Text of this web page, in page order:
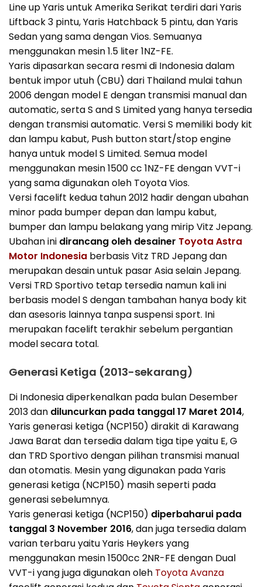
Line up Yaris untuk Amerika Serikat terdiri dari Yaris
Liftback 3 pintu, Yaris Hatchback 5 pintu, dan Yaris
Sedan yang sama dengan Vios. Semuanya
menggunakan mesin 1.5 liter 1NZ-FE.
Yaris dipasarkan secara resmi di Indonesia dalam
bentuk impor utuh (CBU) dari Thailand mulai tahun
2006 dengan model E dengan transmisi manual dan
automatic, serta S and S Limited yang hanya tersedia
dengan transmisi automatic. Versi S memiliki body kit
dan lampu kabut, Push button start/stop engine
hanya untuk model S Limited. Semua model
menggunakan mesin 1500 cc 1NZ-FE dengan VVT-i
yang sama digunakan oleh Toyota Vios.
Versi facelift kedua tahun 2012 hadir dengan ubahan
minor pada bumper depan dan lampu kabut,
bumper dan lampu belakang yang mirip Vitz Jepang.
Ubahan ini dirancang oleh desainer Toyota Astra
Motor Indonesia berbasis Vitz TRD Jepang dan
merupakan desain untuk pasar Asia selain Jepang.
Versi TRD Sportivo tetap tersedia namun kali ini
berbasis model S dengan tambahan hanya body kit
dan asesoris lainnya tanpa suspensi sport. Ini
merupakan facelift terakhir sebelum pergantian
model secara total.
Generasi Ketiga (2013-sekarang)
Di Indonesia diperkenalkan pada bulan Desember
2013 dan diluncurkan pada tanggal 17 Maret 2014,
Yaris generasi ketiga (NCP150) dirakit di Karawang
Jawa Barat dan tersedia dalam tiga tipe yaitu E, G
dan TRD Sportivo dengan pilihan transmisi manual
dan otomatis. Mesin yang digunakan pada Yaris
generasi ketiga (NCP150) masih seperti pada
generasi sebelumnya.
Yaris generasi ketiga (NCP150) diperbaharui pada
tanggal 3 November 2016, dan juga tersedia dalam
varian terbaru yaitu Yaris Heykers yang
menggunakan mesin 1500cc 2NR-FE dengan Dual
VVT-i yang juga digunakan oleh Toyota Avanza